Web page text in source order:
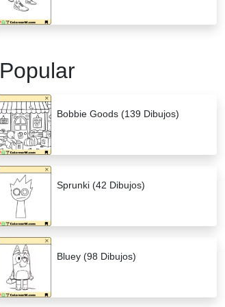
Popular
Bobbie Goods (139 Dibujos)
Sprunki (42 Dibujos)
Bluey (98 Dibujos)